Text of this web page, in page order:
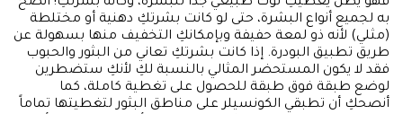
به لجميع أنواع البشرة، حتى لو كانت بشرتكِ دهنية أو مختلطة
(مثلي) لأنه ذو لمعة حفيفة وبإمكانكِ التخفيف منها بسهولة عن
طريق تطبيق البودرة. إذا كانت بشرتكِ تعاني من البثور والحبوب
فقد لا يكون المستحضر المثالي بالنسبة لكِ لأنكِ ستضطرين
لوضع طبقة فوق طبقة للحصول على تغطية كاملة، كما
أنصحكِ أن تطبقي الكونسيلر على مناطق البثور لتغطيتها تماماً